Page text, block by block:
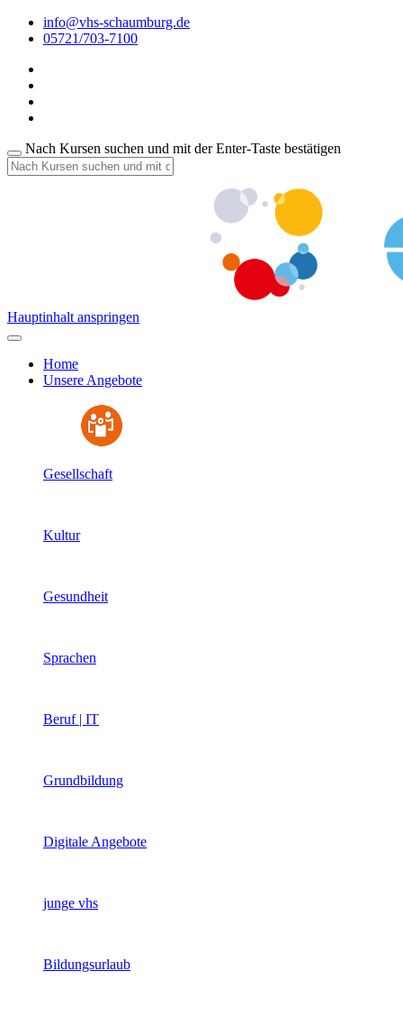
info@vhs-schaumburg.de
05721/703-7100
Nach Kursen suchen und mit der Enter-Taste bestätigen
Hauptinhalt anspringen
Home
Unsere Angebote
Gesellschaft
Kultur
Gesundheit
Sprachen
Beruf | IT
Grundbildung
Digitale Angebote
junge vhs
Bildungsurlaub